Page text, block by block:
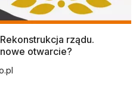
rządu.
otwarcie?